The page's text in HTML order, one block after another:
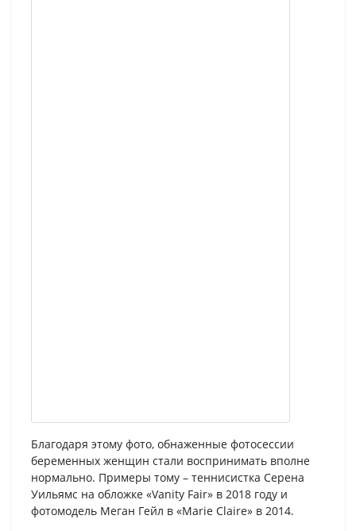
Благодаря этому фото, обнаженные фотосессии
беременных женщин стали воспринимать вполне
нормально. Примеры тому – теннисистка Серена
Уильямс на обложке «Vanity Fair» в 2018 году и
фотомодель Меган Гейл в «Marie Claire» в 2014.